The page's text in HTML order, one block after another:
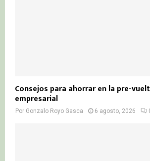
Consejos para ahorrar en la pre-
empresarial
Por Gonzalo Royo Gasca 6 agosto, 2026